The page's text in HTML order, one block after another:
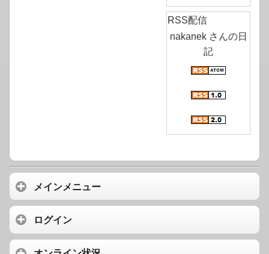
RSS配信
nakanek さんの日
記
メインメニュー
ログイン